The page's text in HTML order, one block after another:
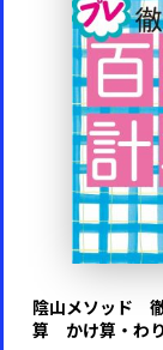
陰山メソッド
算 かけ算・わ